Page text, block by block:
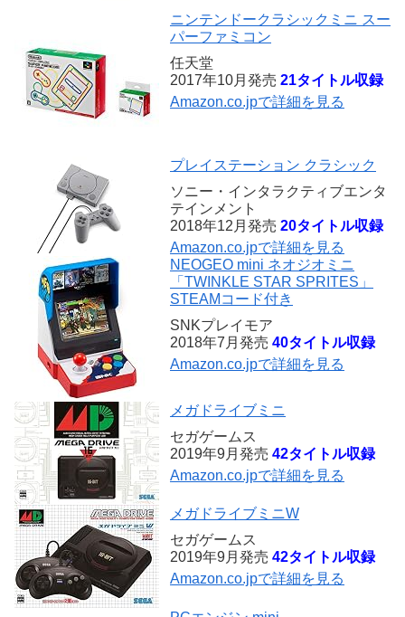
ニンテンドークラシックミニ スー
パーファミコン
任天堂
2017年10月発売 21タイトル収録
Amazon.co.jpで詳細を見る
プレイステーション クラシック
ソニー・インタラクティブエンタ
テインメント
2018年12月発売 20タイトル収録
Amazon.co.jpで詳細を見る
NEOGEO mini ネオジオミニ
「TWINKLE STAR SPRITES」
STEAMコード付き
SNKプレイモア
2018年7月発売 40タイトル収録
Amazon.co.jpで詳細を見る
メガドライブミニ
セガゲームス
2019年9月発売 42タイトル収録
Amazon.co.jpで詳細を見る
メガドライブミニW
セガゲームス
2019年9月発売 42タイトル収録
Amazon.co.jpで詳細を見る